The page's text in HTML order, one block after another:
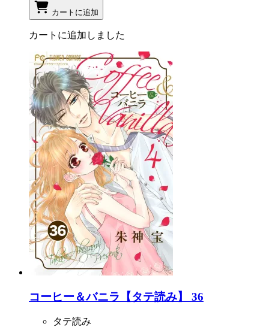
カートに追加
カートに追加しました
コーヒー＆バニラ【タテ読み】 36
タテ読み